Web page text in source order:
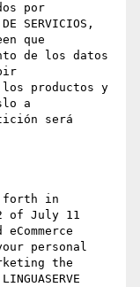
por
DE SERVICIOS,
que
de los datos
los productos y
será
forth in
of July 11
personal
the